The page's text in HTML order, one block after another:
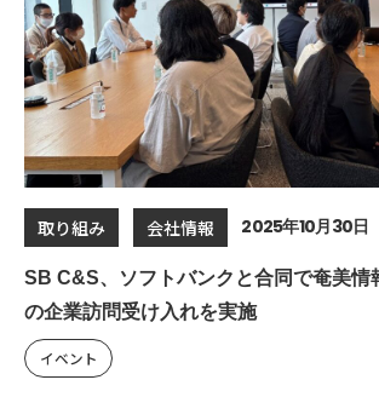
取り組み 会社情報 2025年10月30日
SB C&S、ソフトバンクと合同で奄美情
の企業訪問受け入れを実施
イベント